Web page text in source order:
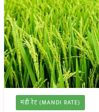
मंडी रेट (MANDI RATE)